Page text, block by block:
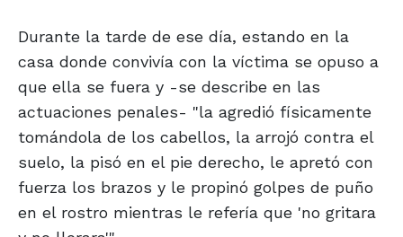
Durante la tarde de ese día, estando en la
casa donde convivía con la víctima se opuso a
que ella se fuera y -se describe en las
actuaciones penales- "la agredió físicamente
tomándola de los cabellos, la arrojó contra el
suelo, la pisó en el pie derecho, le apretó con
fuerza los brazos y le propinó golpes de puño
en el rostro mientras le refería que 'no gritara